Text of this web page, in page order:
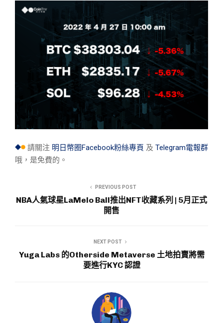
請關注 明日幣圈Facebook粉絲專頁 及 Telegram電報群
哦，是免費的。
PREVIOUS POST
NBA人氣球星LaMelo Ball推出NFT收藏系列 | 5月正式
開售
NEXT POST
Yuga Labs 的Otherside Metaverse 土地拍賣將需
要進行KYC 認證